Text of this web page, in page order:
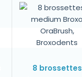
8 brossettes